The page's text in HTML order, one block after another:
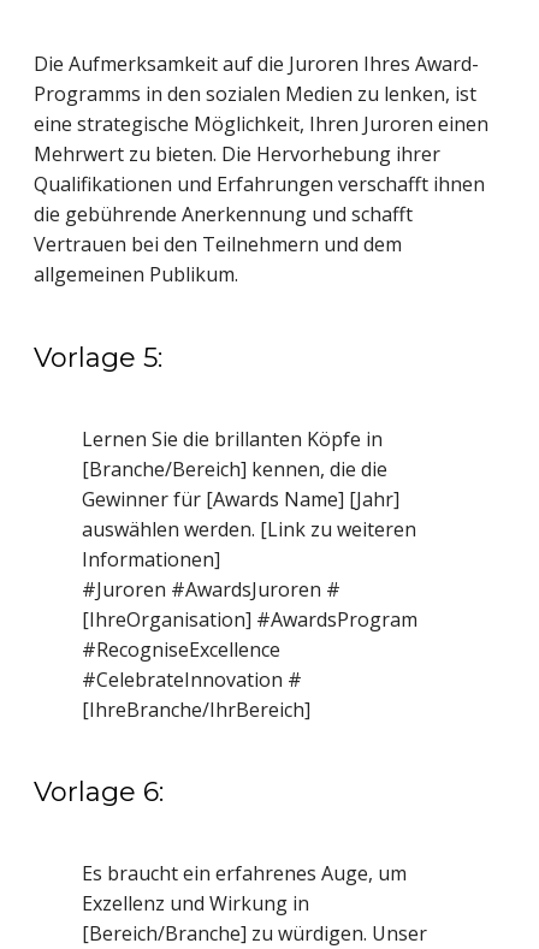
Die Aufmerksamkeit auf die Juroren Ihres Award-
Programms in den sozialen Medien zu lenken, ist
eine strategische Möglichkeit, Ihren Juroren einen
Mehrwert zu bieten. Die Hervorhebung ihrer
Qualifikationen und Erfahrungen verschafft ihnen
die gebührende Anerkennung und schafft
Vertrauen bei den Teilnehmern und dem
allgemeinen Publikum.
Vorlage 5:
Lernen Sie die brillanten Köpfe in
[Branche/Bereich] kennen, die die
Gewinner für [Awards Name] [Jahr]
auswählen werden. [Link zu weiteren
Informationen]
#Juroren #AwardsJuroren #
[IhreOrganisation] #AwardsProgram
#RecogniseExcellence
#CelebrateInnovation #
[IhreBranche/IhrBereich]
Vorlage 6:
Es braucht ein erfahrenes Auge, um
Exzellenz und Wirkung in
[Bereich/Branche] zu würdigen. Unser